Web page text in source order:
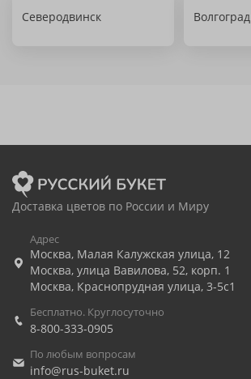
Северодвинск Волгоград
Доставка цветов по России и Миру
Адрес
Москва, Малая Калужская улица, 12
Москва, улица Вавилова, 52, корп. 1
Москва, Краснопрудная улица, 3-5с1
Бесплатно. Круглосуточно
8-800-333-0905
По любым вопросам
info@rus-buket.ru